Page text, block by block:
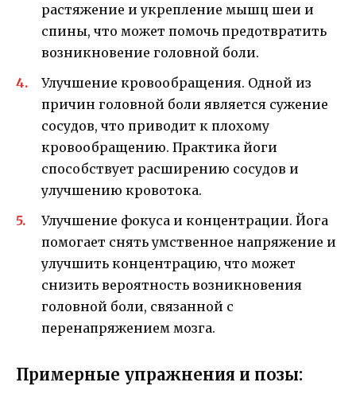
растяжение и укрепление мышц шеи и
спины, что может помочь предотвратить
возникновение головной боли.
Улучшение кровообращения. Одной из
причин головной боли является сужение
сосудов, что приводит к плохому
кровообращению. Практика йоги
способствует расширению сосудов и
улучшению кровотока.
Улучшение фокуса и концентрации. Йога
помогает снять умственное напряжение и
улучшить концентрацию, что может
снизить вероятность возникновения
головной боли, связанной с
перенапряжением мозга.
Примерные упражнения и позы: